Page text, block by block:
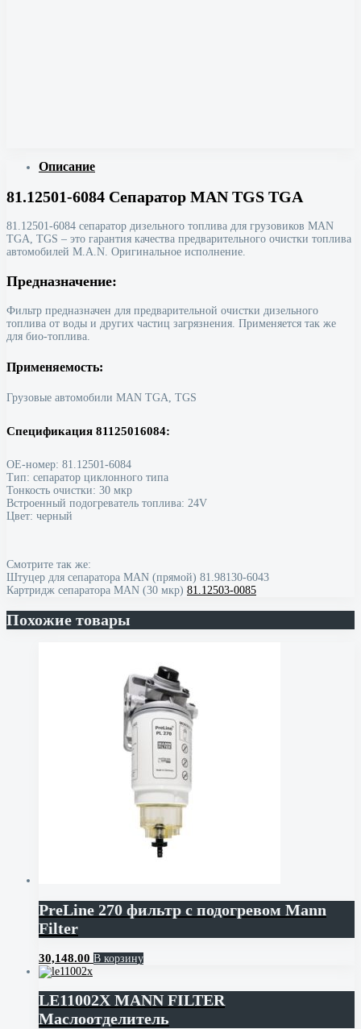
Описание
81.12501-6084 Сепаратор MAN TGS TGA
81.12501-6084 сепаратор дизельного топлива для грузовиков MAN
TGA, TGS – это гарантия качества предварительного очистки топлива
автомобилей M.A.N. Оригинальное исполнение.
Предназначение:
Фильтр предназначен для предварительной очистки дизельного
топлива от воды и других частиц загрязнения. Применяется так же
для био-топлива.
Применяемость:
Грузовые автомобили MAN TGA, TGS
Спецификация 81125016084:
OE-номер: 81.12501-6084
Тип: сепаратор циклонного типа
Тонкость очистки: 30 мкр
Встроенный подогреватель топлива: 24V
Цвет: черный
Смотрите так же:
Штуцер для сепаратора MAN (прямой) 81.98130-6043
Картридж сепаратора MAN (30 мкр) 81.12503-0085
Похожие товары
PreLine 270 фильтр с подогревом Mann
Filter
30,148.00 В корзину
LE11002X MANN FILTER
Маслоотделитель